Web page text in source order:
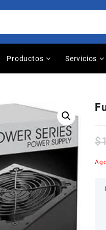
Productos Servicios
$